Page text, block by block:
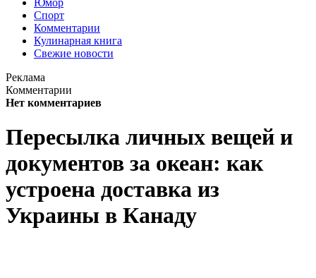
Юмор
Спорт
Комментарии
Кулинарная книга
Свежие новости
Реклама
Комментарии
Нет комментариев
Пересылка личных вещей и
документов за океан: как
устроена доставка из
Украины в Канаду